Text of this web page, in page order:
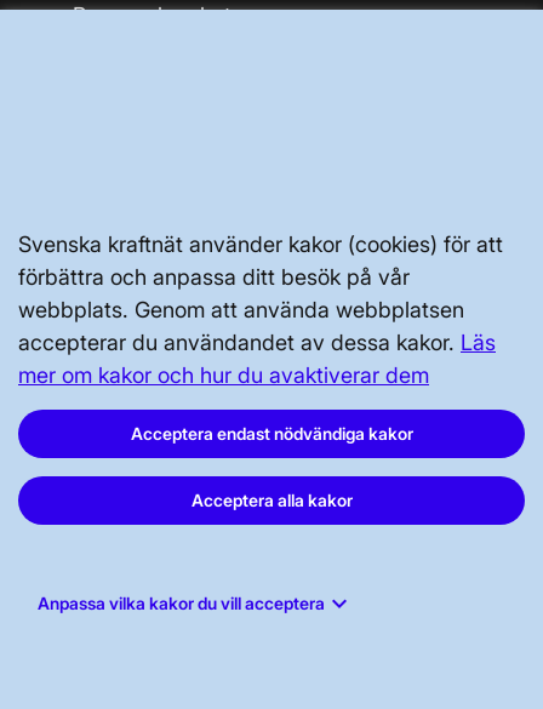
Svenska kraftnät använder kakor (cookies) för att
förbättra och anpassa ditt besök på vår
webbplats. Genom att använda webbplatsen
accepterar du användandet av dessa kakor. Läs
mer om kakor och hur du avaktiverar dem
Acceptera endast nödvändiga kakor
Acceptera alla kakor
Anpassa vilka kakor du vill acceptera keyboard_arrow_down
Svenska kraftnät, Box 1200, 172 24
Sundbyberg
Tel: 010-475 80 00
E-post:registrator@svk.se
Org.nr: 202100-4284
LinkedIn
Press och nyheter